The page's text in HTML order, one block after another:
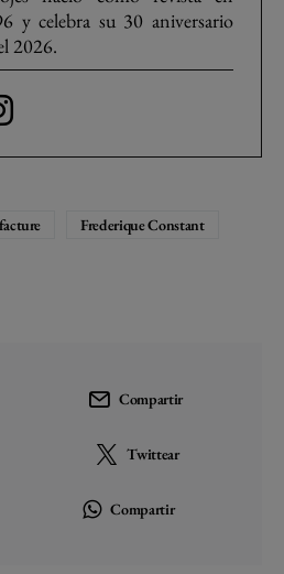
y celebra su 30 aniversario
2026.
Frederique Constant
Compartir
Twittear
Compartir